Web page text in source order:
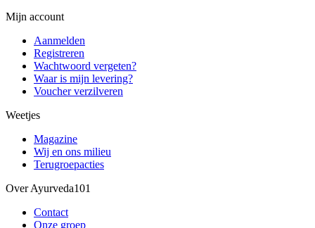
Mijn account
Aanmelden
Registreren
Wachtwoord vergeten?
Waar is mijn levering?
Voucher verzilveren
Weetjes
Magazine
Wij en ons milieu
Terugroepacties
Over Ayurveda101
Contact
Onze groep